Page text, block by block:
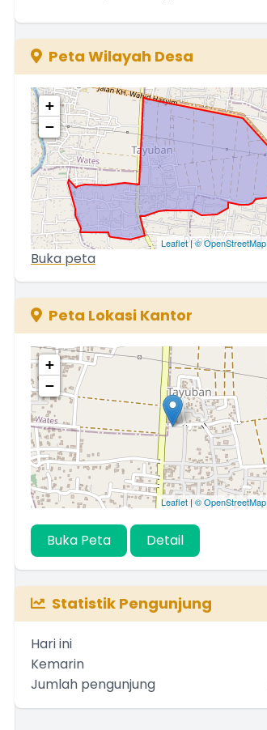
Peta Wilayah Desa
+
−
Leaflet|© OpenStreetMap
Buka peta
Peta Lokasi Kantor
+
−
Leaflet | © OpenStreetMap
Buka Peta Detail
Statistik Pengunjung
Hari ini
Kemarin
Jumlah pengunjung